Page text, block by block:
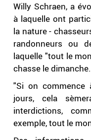
Willy Schraen, a
à laquelle ont
la nature -
randonneurs ou
laquelle "tout le
chasse le dimanche.
"Si on commence
jours, cela
interdictions,
exemple, tout le